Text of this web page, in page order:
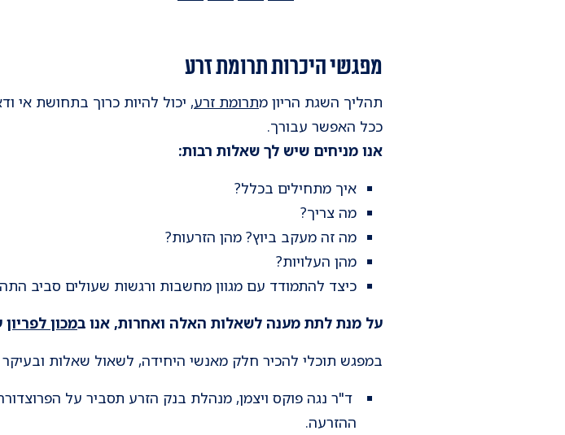
מפגשי היכרות תרומת זרע
תהליך השגת הריון מתרומת זרע, יכול להיות כרוך בתחושת אי
ככל האפשר עבורך.
אנו מניחים שיש לך שאלות רבות:
איך מתחילים בכלל?
מה צריך?
מה זה מעקב ביוץ? מהן הזרעות?
מהן העלויות?
כיצד להתמודד עם מגוון מחשבות ורגשות שעולים סביב
על מנת לתת מענה לשאלות האלה ואחרות, אנו במכון לפריון
במפגש תוכלי להכיר חלק מאנשי היחידה, לשאול שאלות
ד"ר נגה פוקס ויצמן, מנהלת בנק הזרע תסביר על
ההזרעה.